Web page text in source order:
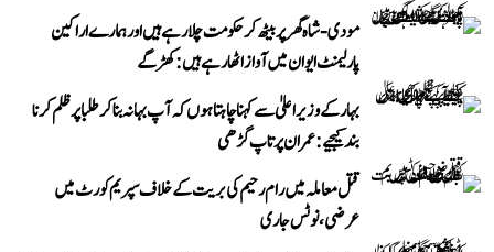
مودی-شاہ گھر پر بیٹھ کر حکومت چلا رہے ہیں اور ہمارے اراکین
پارلیمنٹ ایوان میں آواز اٹھا رہے ہیں: کھڑگے
بہار کے وزیر اعلیٰ سے کہنا چاہتا ہوں کہ آپ بہانہ بنا کر طلبا پر ظلم کرنا
بند کیجیے: عمران پرتاپ گڑھی
قتل معاملہ میں رام رحیم کی بریت کے خلاف سپریم کورٹ میں
عرضی، نوٹس جاری